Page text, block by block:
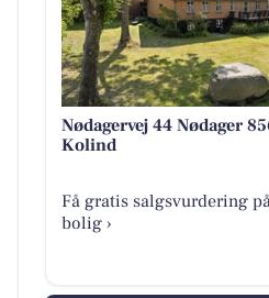
Nødagervej 44 Nødager
Kolind
Få gratis salgsvurdering
bolig ›